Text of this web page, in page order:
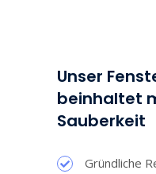
Unser
beinhaltet
Sauberkeit
Gründliche